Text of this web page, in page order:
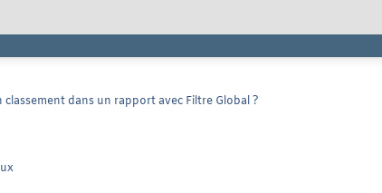
dans un rapport avec Filtre Global ?